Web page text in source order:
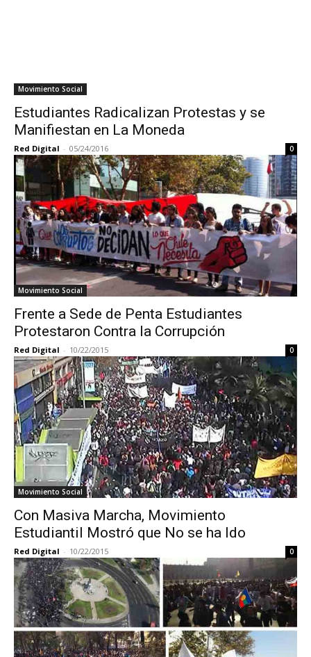
Movimiento Social
Estudiantes Radicalizan Protestas y se
Manifiestan en La Moneda
Red Digital - 05/24/2016 0
Movimiento Social
Frente a Sede de Penta Estudiantes
Protestaron Contra la Corrupción
Red Digital - 10/22/2015 0
Movimiento Social
Con Masiva Marcha, Movimiento
Estudiantil Mostró que No se ha Ido
Red Digital - 10/22/2015 0